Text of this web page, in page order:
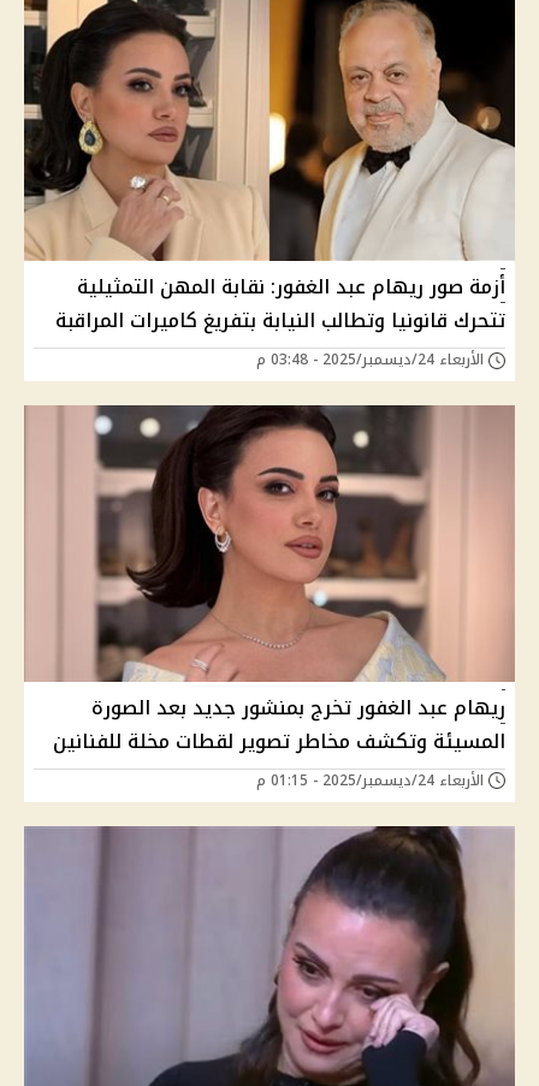
أزمة صور ريهام عبد الغفور: نقابة المهن التمثيلية
تتحرك قانونيا وتطالب النيابة بتفريغ كاميرات المراقبة
الأربعاء 24/ديسمبر/2025 - 03:48 م
ريهام عبد الغفور تخرج بمنشور جديد بعد الصورة
المسيئة وتكشف مخاطر تصوير لقطات مخلة للفنانين
الأربعاء 24/ديسمبر/2025 - 01:15 م